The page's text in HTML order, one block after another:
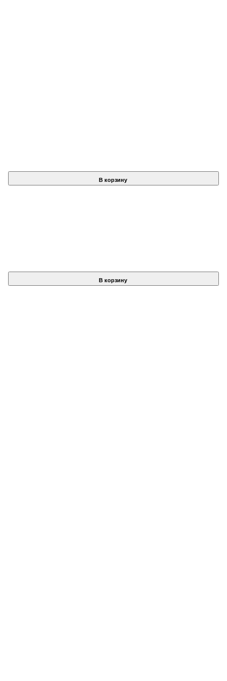
В корзину
В корзину